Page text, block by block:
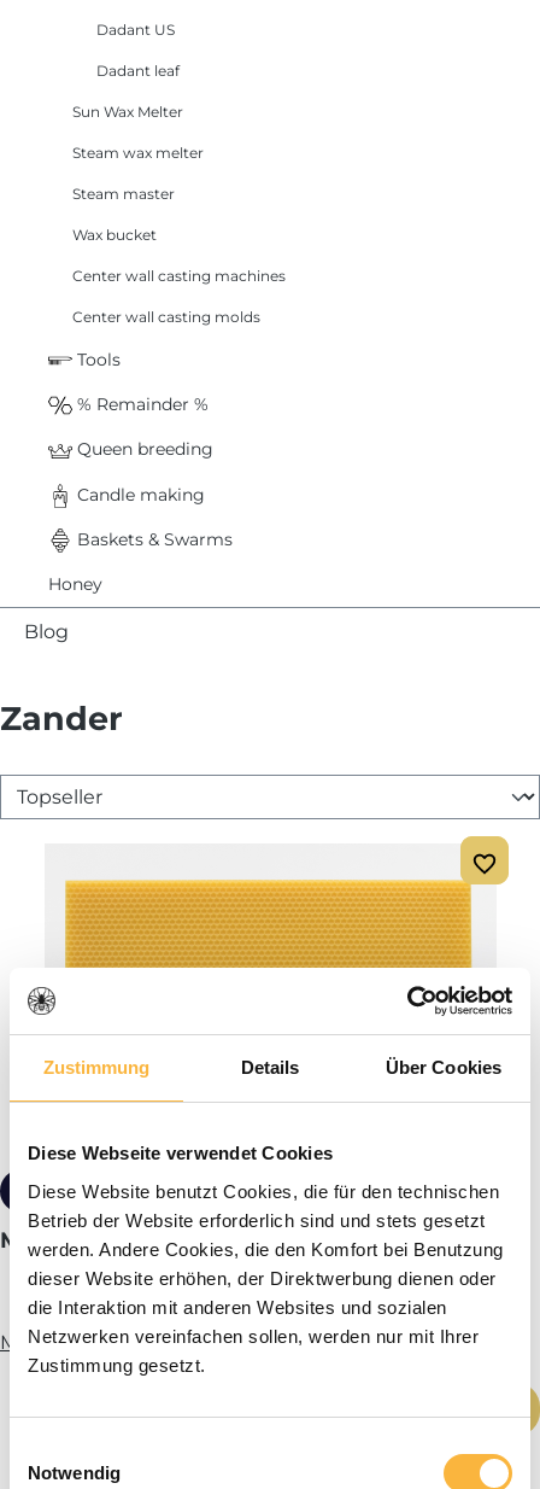
Zustimmung Details Über Cookies
Diese Webseite verwendet Cookies
Diese Website benutzt Cookies, die für den technischen
Betrieb der Website erforderlich sind und stets gesetzt
werden. Andere Cookies, die den Komfort bei Benutzung
dieser Website erhöhen, der Direktwerbung dienen oder
die Interaktion mit anderen Websites und sozialen
Netzwerken vereinfachen sollen, werden nur mit Ihrer
Zustimmung gesetzt.
Notwendig
Dadant US
Dadant leaf
Sun Wax Melter
Steam wax melter
Steam master
Wax bucket
Center wall casting machines
Center wall casting molds
Tools
% Remainder %
Queen breeding
Candle making
Baskets & Swarms
Honey
Blog
Zander
from €23.90* Tiered pricing
Middle walls 395 x 195 mm Zander
More info
Product Quantity: Enter the desired